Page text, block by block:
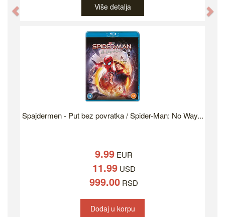
Više detalja
Spajdermen - Put bez povratka / Spider-Man: No Way...
9.99 EUR
11.99USD
999.00 RSD
Dodaj u korpu